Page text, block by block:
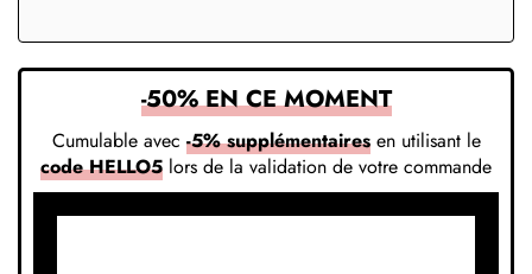
-50% EN CE MOMENT
Cumulable avec -5% supplémentairesen utilisant le
code HELLO5 lors de la validation de votre commande